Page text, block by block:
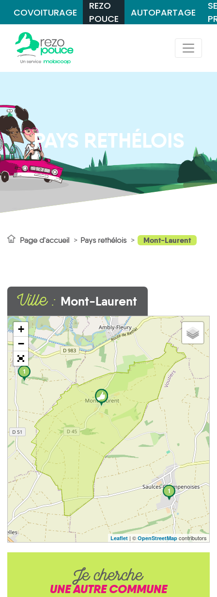
COVOITURAGE
REZO
POUCE
AUTOPARTAGE
PAYS RETHÉLOIS
Page d'accueil Pays rethélois Mont-Laurent
Ville : Mont-Laurent
1
1
+
−
Leaflet | © OpenStreetMap contributors
Je cherche
UNE AUTRE COMMUNE